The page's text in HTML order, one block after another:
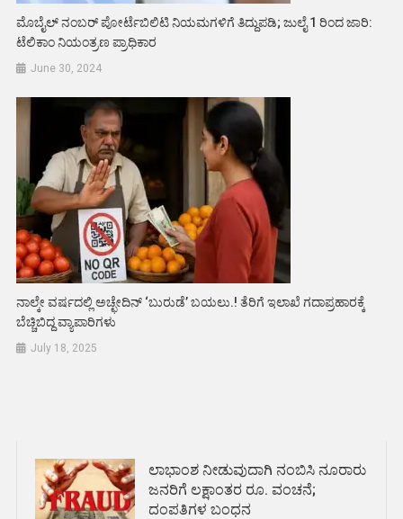
ಮೊಬೈಲ್ ನಂಬರ್ ಪೋರ್ಟೆಬಿಲಿಟಿ ನಿಯಮಗಳಿಗೆ ತಿದ್ದುಪಡಿ; ಜುಲೈ 1 ರಿಂದ ಜಾರಿ:
ಟೆಲಿಕಾಂ ನಿಯಂತ್ರಣ ಪ್ರಾಧಿಕಾರ
June 30, 2024
ನಾಲ್ಕೇ ವರ್ಷದಲ್ಲಿ ಅಚ್ಛೇದಿನ್ ‘ಬುರುಡೆ’ ಬಯಲು.! ತೆರಿಗೆ ಇಲಾಖೆ ಗದಾಪ್ರಹಾರಕ್ಕೆ
ಬೆಚ್ಚಿಬಿದ್ದ ವ್ಯಾಪಾರಿಗಳು
July 18, 2025
ಲಾಭಾಂಶ ನೀಡುವುದಾಗಿ ನಂಬಿಸಿ ನೂರಾರು
ಜನರಿಗೆ ಲಕ್ಷಾಂತರ ರೂ. ವಂಚನೆ;
ದಂಪತಿಗಳ ಬಂಧನ